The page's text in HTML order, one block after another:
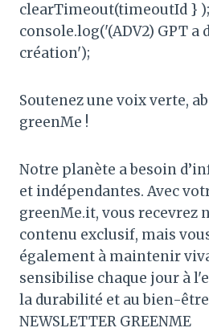
clearTimeout(timeoutId } );
console.log('(ADV2) GPT a
création');
Soutenez une voix verte,
greenMe !
Notre planète a besoin
et indépendantes. Avec
greenMe.it, vous recevrez
contenu exclusif, mais
également à maintenir
sensibilise chaque jour à
la durabilité et au bien-
NEWSLETTER GREENME